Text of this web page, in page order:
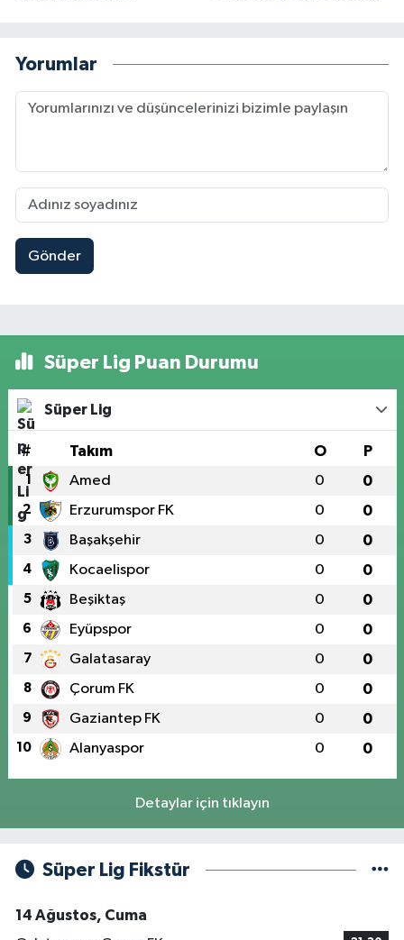
Yorumlar
Gönder
Süper Lig Puan Durumu
Süper Lig
# Takım O P
1 Amed 0 0
2 Erzurumspor FK 0 0
3 Başakşehir 0 0
4 Kocaelispor 0 0
5 Beşiktaş 0 0
6 Eyüpspor 0 0
7 Galatasaray 0 0
8 Çorum FK 0 0
9 Gaziantep FK 0 0
10 Alanyaspor 0 0
Detaylar için tıklayın
Süper Lig Fikstür
14 Ağustos, Cuma